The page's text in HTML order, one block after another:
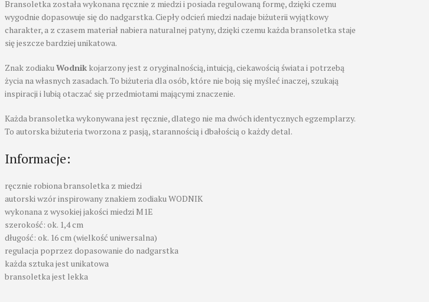
Bransoletka została wykonana ręcznie z miedzi i posiada regulowaną formę, dzięki czemu
wygodnie dopasowuje się do nadgarstka. Ciepły odcień miedzi nadaje biżuterii wyjątkowy
charakter, a z czasem materiał nabiera naturalnej patyny, dzięki czemu każda bransoletka staje
się jeszcze bardziej unikatowa.
Znak zodiakuWodnikkojarzony jest z oryginalnością, intuicją, ciekawością świata i potrzebą
życia na własnych zasadach. To biżuteria dla osób, które nie boją się myśleć inaczej, szukają
inspiracji i lubią otaczać się przedmiotami mającymi znaczenie.
Każda bransoletka wykonywana jest ręcznie, dlatego nie ma dwóch identycznych egzemplarzy.
To autorska biżuteria tworzona z pasją, starannością i dbałością o każdy detal.
Informacje:
ręcznie robiona bransoletka z miedzi
autorski wzór inspirowany znakiem zodiaku WODNIK
wykonana z wysokiej jakości miedzi M1E
szerokość: ok. 1,4 cm
długość: ok. 16 cm (wielkość uniwersalna)
regulacja poprzez dopasowanie do nadgarstka
każda sztuka jest unikatowa
bransoletka jest lekka